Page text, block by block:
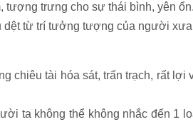
tượng trưng cho sự thái bình, yên
từ trí tưởng tượng của người
chiêu tài hóa sát, trấn trạch, rất
ta không thể không nhắc đến 1